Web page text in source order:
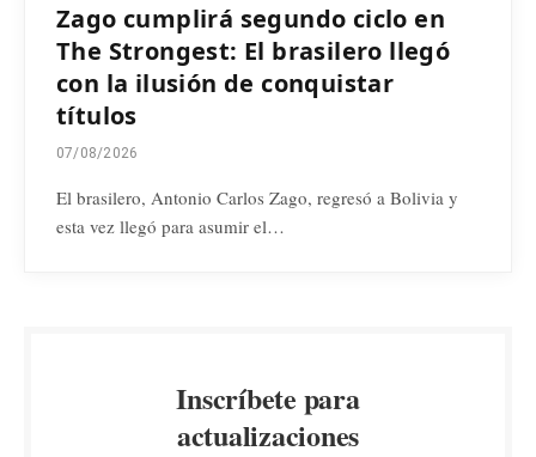
Zago cumplirá segundo ciclo en
The Strongest: El brasilero llegó
con la ilusión de conquistar
títulos
07/08/2026
El brasilero, Antonio Carlos Zago, regresó a Bolivia y
esta vez llegó para asumir el…
Inscríbete para
actualizaciones